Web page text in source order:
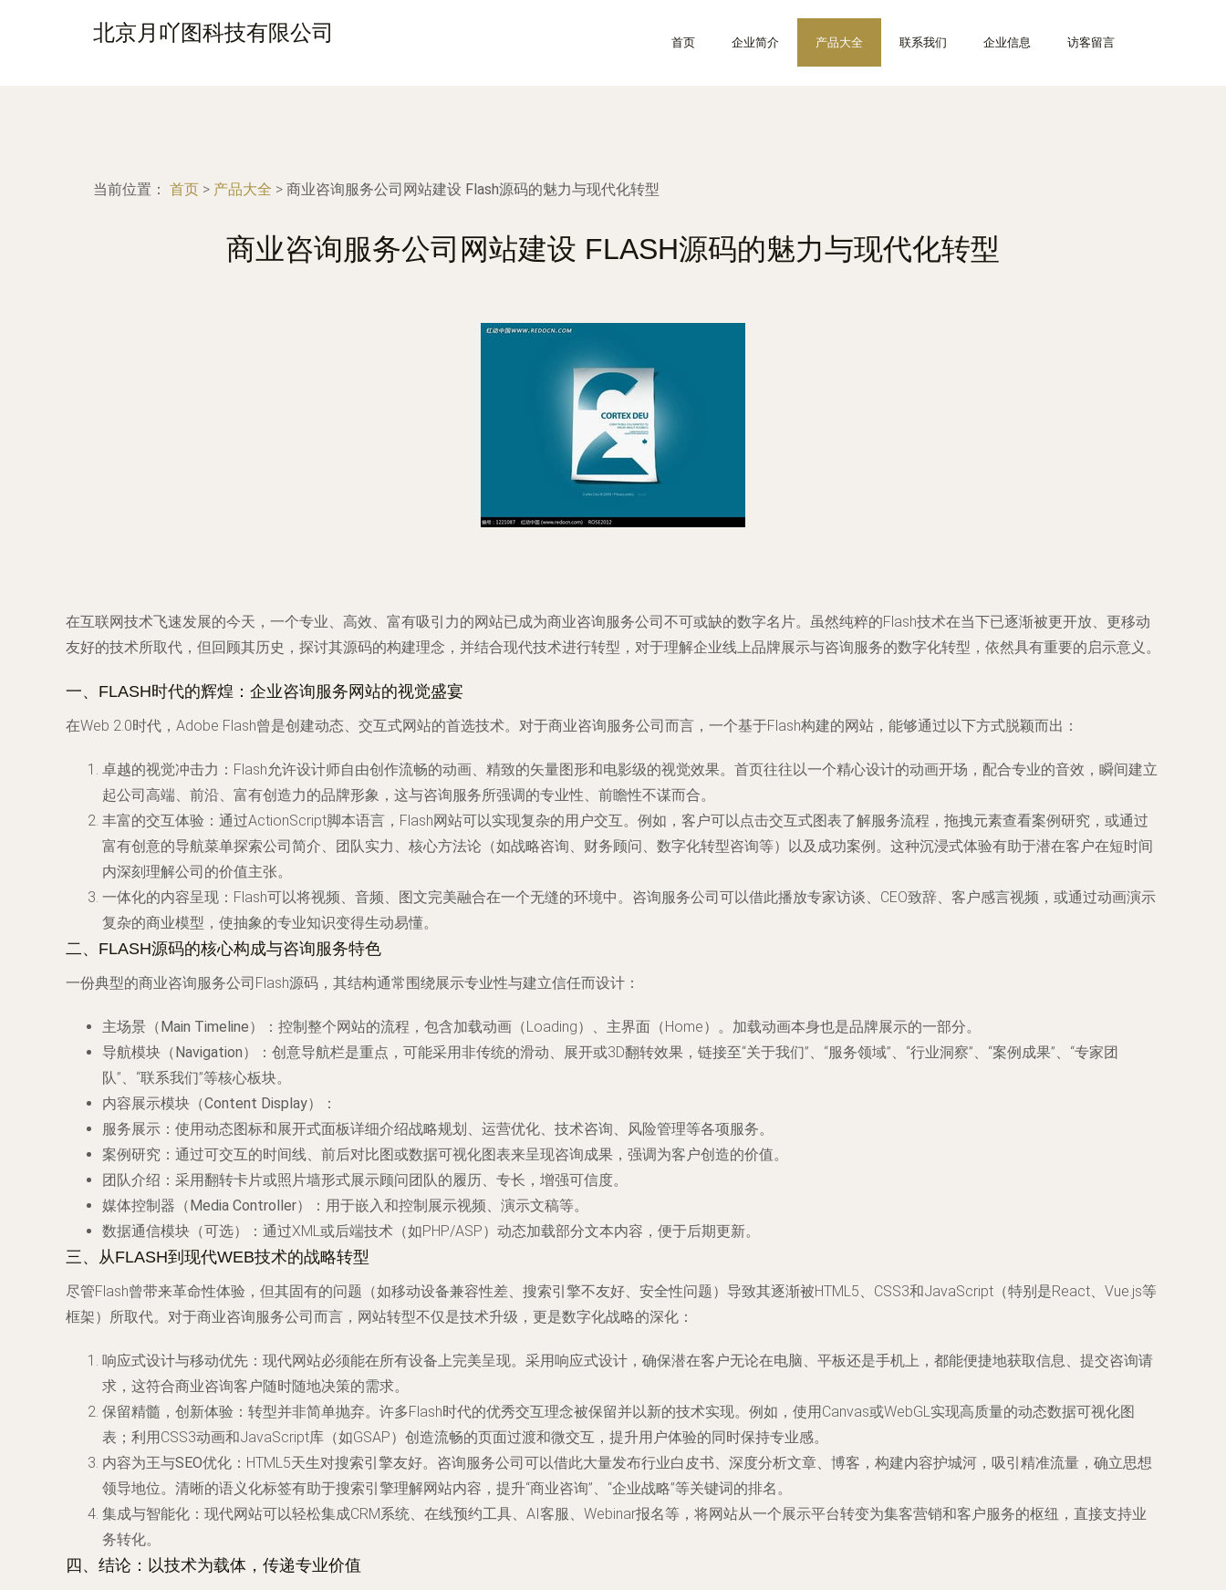
北京月吖图科技有限公司 首页 企业简介 产品大全 联系我们 企业信息 访客留言
当前位置： 首页 > 产品大全 > 商业咨询服务公司网站建设 Flash源码的魅力与现代化转型
商业咨询服务公司网站建设 FLASH源码的魅力与现代化转型
在互联网技术飞速发展的今天，一个专业、高效、富有吸引力的网站已成为商业咨询服务公司不可或缺的数字名片。虽然纯粹的Flash技术在当下已逐渐被更开放、更移动
友好的技术所取代，但回顾其历史，探讨其源码的构建理念，并结合现代技术进行转型，对于理解企业线上品牌展示与咨询服务的数字化转型，依然具有重要的启示意义。
一、FLASH时代的辉煌：企业咨询服务网站的视觉盛宴
在Web 2.0时代，Adobe Flash曾是创建动态、交互式网站的首选技术。对于商业咨询服务公司而言，一个基于Flash构建的网站，能够通过以下方式脱颖而出：
卓越的视觉冲击力 ：Flash允许设计师自由创作流畅的动画、精致的矢量图形和电影级的视觉效果。首页往往以一个精心设计的动画开场，配合专业的音效，瞬间建立
起公司高端、前沿、富有创造力的品牌形象，这与咨询服务所强调的专业性、前瞻性不谋而合。
丰富的交互体验 ：通过ActionScript脚本语言，Flash网站可以实现复杂的用户交互。例如，客户可以点击交互式图表了解服务流程，拖拽元素查看案例研究，或通过
富有创意的导航菜单探索公司简介、团队实力、核心方法论（如战略咨询、财务顾问、数字化转型咨询等）以及成功案例。这种沉浸式体验有助于潜在客户在短时间
内深刻理解公司的价值主张。
一体化的内容呈现 ：Flash可以将视频、音频、图文完美融合在一个无缝的环境中。咨询服务公司可以借此播放专家访谈、CEO致辞、客户感言视频，或通过动画演示
复杂的商业模型，使抽象的专业知识变得生动易懂。
二、FLASH源码的核心构成与咨询服务特色
一份典型的商业咨询服务公司Flash源码，其结构通常围绕展示专业性与建立信任而设计：
主场景（Main Timeline）
：控制整个网站的流程，包含加载动画（Loading）、主界面（Home）。加载动画本身也是品牌展示的一部分。
导航模块（Navigation）
：创意导航栏是重点，可能采用非传统的滑动、展开或3D翻转效果，链接至“关于我们”、“服务领域”、“行业洞察”、“案例成果”、“专家团
队”、“联系我们”等核心板块。
内容展示模块（Content Display）
：
服务展示 ：使用动态图标和展开式面板详细介绍战略规划、运营优化、技术咨询、风险管理等各项服务。
案例研究 ：通过可交互的时间线、前后对比图或数据可视化图表来呈现咨询成果，强调为客户创造的价值。
团队介绍 ：采用翻转卡片或照片墙形式展示顾问团队的履历、专长，增强可信度。
媒体控制器（Media Controller）
：用于嵌入和控制展示视频、演示文稿等。
数据通信模块（可选）
：通过XML或后端技术（如PHP/ASP）动态加载部分文本内容，便于后期更新。
三、从FLASH到现代WEB技术的战略转型
尽管Flash曾带来革命性体验，但其固有的问题（如移动设备兼容性差、搜索引擎不友好、安全性问题）导致其逐渐被HTML5、CSS3和JavaScript（特别是React、Vue.js等
框架）所取代。对于商业咨询服务公司而言，网站转型不仅是技术升级，更是数字化战略的深化：
响应式设计与移动优先 ：现代网站必须能在所有设备上完美呈现。采用响应式设计，确保潜在客户无论在电脑、平板还是手机上，都能便捷地获取信息、提交咨询请
求，这符合商业咨询客户随时随地决策的需求。
保留精髓，创新体验 ：转型并非简单抛弃。许多Flash时代的优秀交互理念被保留并以新的技术实现。例如，使用Canvas或WebGL实现高质量的动态数据可视化图
表；利用CSS3动画和JavaScript库（如GSAP）创造流畅的页面过渡和微交互，提升用户体验的同时保持专业感。
内容为王与SEO优化 ：HTML5天生对搜索引擎友好。咨询服务公司可以借此大量发布行业白皮书、深度分析文章、博客，构建内容护城河，吸引精准流量，确立思想
领导地位。清晰的语义化标签有助于搜索引擎理解网站内容，提升“商业咨询”、“企业战略”等关键词的排名。
集成与智能化 ：现代网站可以轻松集成CRM系统、在线预约工具、AI客服、Webinar报名等，将网站从一个展示平台转变为集客营销和客户服务的枢纽，直接支持业
务转化。
四、结论：以技术为载体，传递专业价值